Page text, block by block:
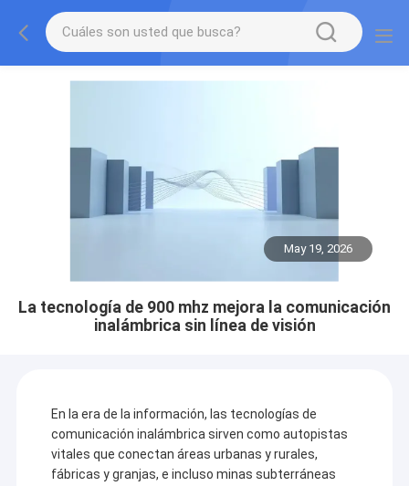
May 19, 2026
La tecnología de 900 mhz mejora la comunicación
inalámbrica sin línea de visión
En la era de la información, las tecnologías de
comunicación inalámbrica sirven como autopistas
vitales que conectan áreas urbanas y rurales,
fábricas y granjas, e incluso minas subterráneas